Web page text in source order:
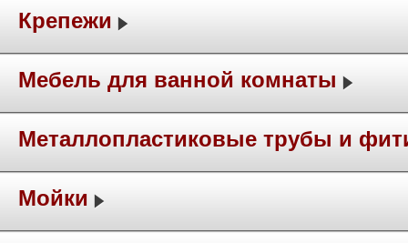
Крепежи
Мебель для ванной комнаты
Металлопластиковые трубы и
Мойки